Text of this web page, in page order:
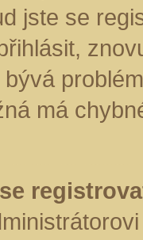
jste se
má